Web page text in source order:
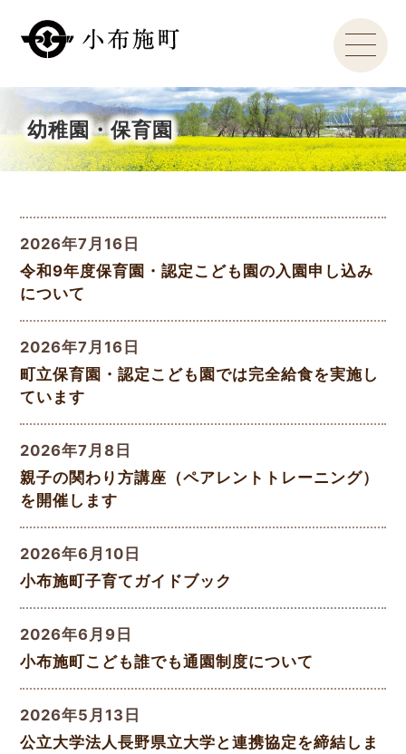
幼稚園・保育園
2026年7月16日
令和9年度保育園・認定こども園の入園申し込み
について
2026年7月16日
町立保育園・認定こども園では完全給食を実施し
ています
2026年7月8日
親子の関わり方講座（ペアレントトレーニング）
を開催します
2026年6月10日
小布施町子育てガイドブック
2026年6月9日
小布施町こども誰でも通園制度について
2026年5月13日
公立大学法人長野県立大学と連携協定を締結しま